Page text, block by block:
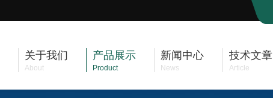
关于我们
About
产品展示
Product
新闻中心
News
技术文章
Article